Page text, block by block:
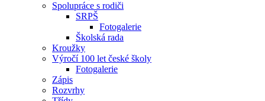
Spolupráce s rodiči
SRPŠ
Fotogalerie
Školská rada
Kroužky
Výročí 100 let české školy
Fotogalerie
Zápis
Rozvrhy